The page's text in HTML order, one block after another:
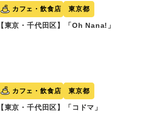
カフェ・飲食店 東京都
【東京・千代田区】「Oh Nana!」
カフェ・飲食店 東京都
【東京・千代田区】「コドマ」